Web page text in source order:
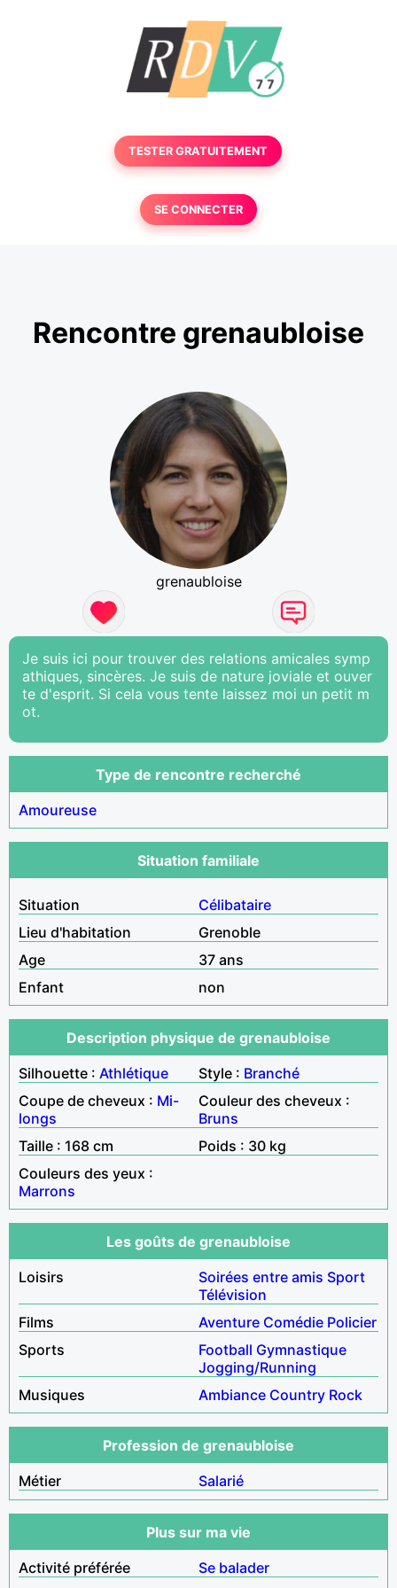
TESTER GRATUITEMENT
SE CONNECTER
Rencontre grenaubloise
grenaubloise
Je suis ici pour trouver des relations amicales symp
athiques, sincères. Je suis de nature joviale et ouver
te d'esprit. Si cela vous tente laissez moi un petit m
ot.
Type de rencontre recherché
Amoureuse
Situation familiale
Situation
Célibataire
Lieu d'habitation
Grenoble
Age
37 ans
Enfant
non
Description physique de grenaubloise
Silhouette : Athlétique Style : Branché
Coupe de cheveux : Mi-
longs
Couleur des cheveux :
Bruns
Taille : 168 cm
Poids : 30 kg
Couleurs des yeux :
Marrons
Les goûts de grenaubloise
Loisirs
Soirées entre amis Sport
Télévision
Films
Aventure Comédie Policier
Sports
Football Gymnastique
Jogging/Running
Musiques
Ambiance Country Rock
Profession de grenaubloise
Métier
Salarié
Plus sur ma vie
Activité préférée
Se balader